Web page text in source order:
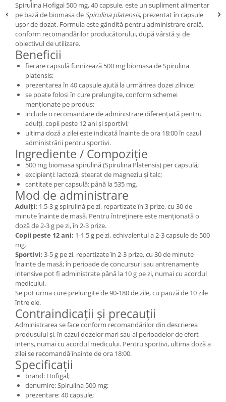
Spirulina Hofigal 500 mg, 40 capsule, este un supliment alimentar
pe bază de biomasa de Spirulina platensis, prezentat în capsule
ușor de dozat. Formula este gândită pentru administrare orală,
conform recomandărilor producătorului, după vârstă și de
obiectivul de utilizare.
Beneficii
fiecare capsulă furnizează 500 mg biomasa de Spirulina
platensis;
prezentarea în 40 capsule ajută la urmărirea dozei zilnice;
se poate folosi în cure prelungite, conform schemei
menționate pe produs;
include o recomandare de administrare diferențiată pentru
adulți, copii peste 12 ani și sportivi;
ultima doză a zilei este indicată înainte de ora 18:00 în cazul
administrării pentru sportivi.
Ingrediente / Compoziție
500 mg biomasa spirulină (Spirulina Platensis) per capsulă;
excipienți: lactoză, stearat de magneziu și talc;
cantitate per capsulă: până la 535 mg.
Mod de administrare
Adulți: 1,5-3 g spirulină pe zi, repartizate în 3 prize, cu 30 de
minute înainte de masă. Pentru întreținere este menționată o
doză de 2-3 g pe zi, în 2-3 prize.
Copii peste 12 ani: 1-1,5 g pe zi, echivalentul a 2-3 capsule de 500
mg.
Sportivi: 3-5 g pe zi, repartizate în 2-3 prize, cu 30 de minute
înainte de masă; în perioade de concursuri sau antrenamente
intensive pot fi administrate până la 10 g pe zi, numai cu acordul
medicului.
Se pot urma cure prelungite de 90-180 de zile, cu pauză de 10 zile
între ele.
Contraindicații și precauții
Administrarea se face conform recomandărilor din descrierea
produsului și, în cazul dozelor mari sau al perioadelor de efort
intens, numai cu acordul medicului. Pentru sportivi, ultima doză a
zilei se recomandă înainte de ora 18:00.
Specificații
brand: Hofigal;
denumire: Spirulina 500 mg;
prezentare: 40 capsule;